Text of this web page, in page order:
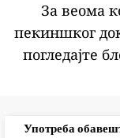
За веома
пекиншког
погледајте
Употреба